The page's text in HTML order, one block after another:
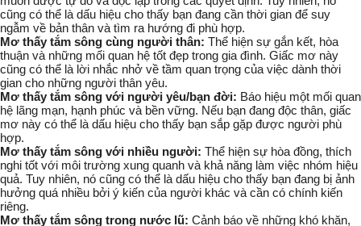
cũng có thể là dấu hiệu cho thấy bạn đang cần thời gian để suy
ngẫm về bản thân và tìm ra hướng đi phù hợp.
Mơ thấy tắm sông cùng người thân: Thể hiện sự gắn kết, hòa
thuận và những mối quan hệ tốt đẹp trong gia đình. Giấc mơ này
cũng có thể là lời nhắc nhở về tầm quan trọng của việc dành thời
gian cho những người thân yêu.
Mơ thấy tắm sông với người yêu/bạn đời: Báo hiệu một mối quan
hệ lãng mạn, hạnh phúc và bền vững. Nếu bạn đang độc thân, giấc
mơ này có thể là dấu hiệu cho thấy bạn sắp gặp được người phù
hợp.
Mơ thấy tắm sông với nhiều người: Thể hiện sự hòa đồng, thích
nghi tốt với môi trường xung quanh và khả năng làm việc nhóm hiệu
quả. Tuy nhiên, nó cũng có thể là dấu hiệu cho thấy bạn đang bị ảnh
hưởng quá nhiều bởi ý kiến của người khác và cần có chính kiến
riêng.
Mơ thấy tắm sông trong nước lũ: Cảnh báo về những khó khăn,